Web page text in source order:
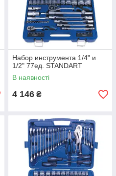
Набор инструмента 1/4" и
1/2" 77ед. STANDART
В наявності
4 146 ₴